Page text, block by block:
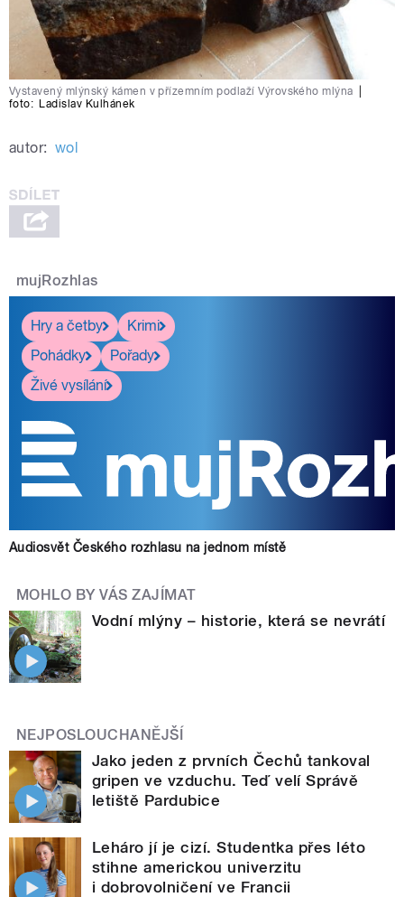
Vystavený mlýnský kámen v přízemním podlaží Výrovského mlýna
foto: Ladislav Kulhánek
autor: wol
mujRozhlas
Hry a četby
Krimi
Pohádky
Pořady
Živé vysílání
Audiosvět Českého rozhlasu na jednom místě
MOHLO BY VÁS ZAJÍMAT
Vodní mlýny – historie, která se nevrátí
NEJPOSLOUCHANĚJŠÍ
Jako jeden z prvních Čechů tankoval
gripen ve vzduchu. Teď velí Správě
letiště Pardubice
Leháro jí je cizí. Studentka přes léto
stihne americkou univerzitu
i dobrovolničení ve Francii